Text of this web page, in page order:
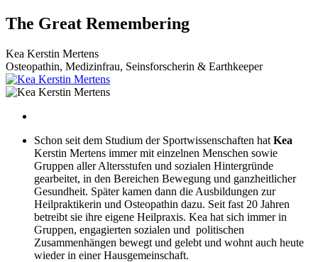
Zum
Inhalt
The Great Remembering
Kea Kerstin Mertens
Osteopathin, Medizinfrau, Seinsforscherin & Earthkeeper
Schon seit dem Studium der Sportwissenschaften hat Kea
Kerstin Mertens immer mit einzelnen Menschen sowie
Gruppen aller Altersstufen und sozialen Hintergründe
gearbeitet, in den Bereichen Bewegung und ganzheitlicher
Gesundheit. Später kamen dann die Ausbildungen zur
Heilpraktikerin und Osteopathin dazu. Seit fast 20 Jahren
betreibt sie ihre eigene Heilpraxis. Kea hat sich immer in
Gruppen, engagierten sozialen und politischen
Zusammenhängen bewegt und gelebt und wohnt auch heute
wieder in einer Hausgemeinschaft.